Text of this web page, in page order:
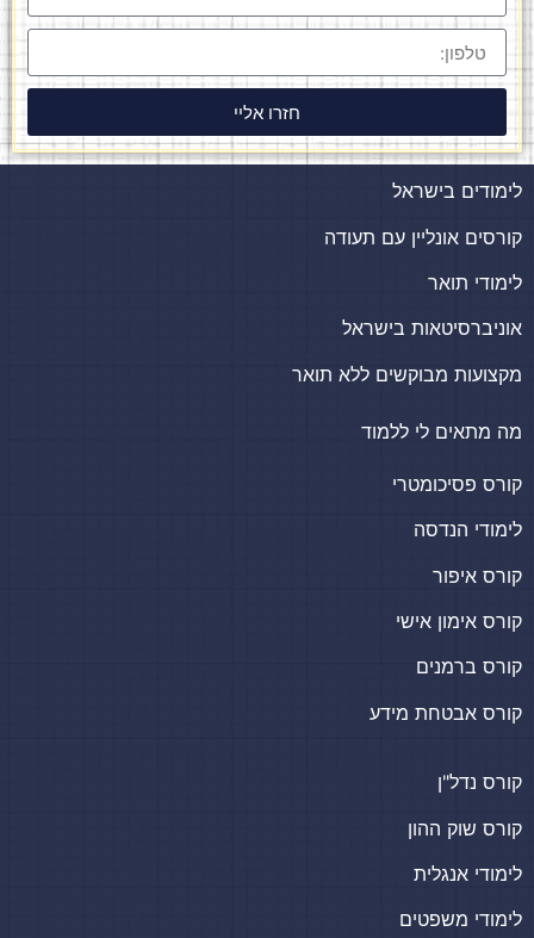
חזרו אליי
לימודים בישראל
קורסים אונליין עם תעודה
לימודי תואר
אוניברסיטאות בישראל
מקצועות מבוקשים ללא תואר
מה מתאים לי ללמוד
קורס פסיכומטרי
לימודי הנדסה
קורס איפור
קורס אימון אישי
קורס ברמנים
קורס אבטחת מידע
קורס נדל"ן
קורס שוק ההון
לימודי אנגלית
לימודי משפטים